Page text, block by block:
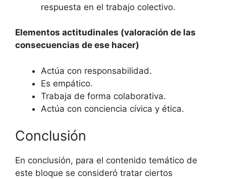
respuesta en el trabajo colectivo.
Elementos actitudinales (valoración de las
consecuencias de ese hacer)
Actúa con responsabilidad.
Es empático.
Trabaja de forma colaborativa.
Actúa con conciencia cívica y ética.
Conclusión
En conclusión, para el contenido temático de
este bloque se consideró tratar ciertos